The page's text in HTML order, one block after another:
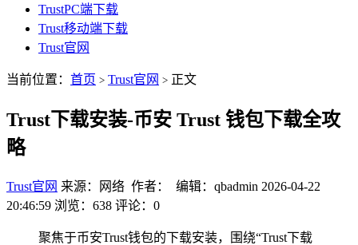
TrustPC端下载
Trust移动端下载
Trust官网
当前位置： 首页 > Trust官网 > 正文
Trust下载安装-币安 Trust 钱包下载全攻
略
Trust官网 来源：网络 作者： 编辑：qbadmin 2026-04-22
20:46:59 浏览：638 评论：0
聚焦于币安Trust钱包的下载安装，围绕“Trust下载